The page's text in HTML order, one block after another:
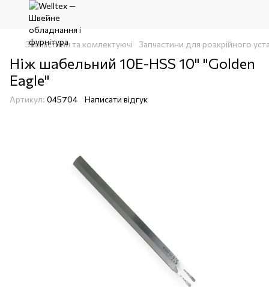
Запчастини та комлектуючі Запчастини для розкрійного
Ніж шабельний 10E-HSS 10" "Golden
Eagle"
Артикул: 045704 Написати відгук